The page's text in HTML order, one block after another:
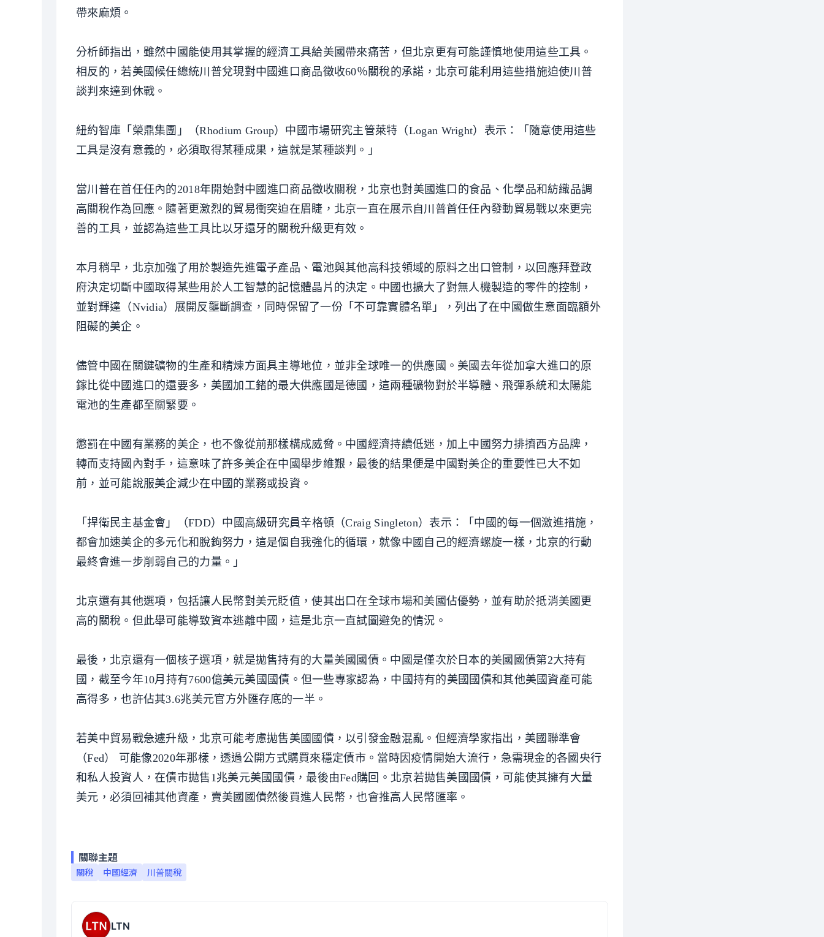
帶來麻煩。
分析師指出，雖然中國能使用其掌握的經濟工具給美國帶來痛苦，但北京更有可能謹慎地使用這些工具。
相反的，若美國候任總統川普兌現對中國進口商品徵收60％關稅的承諾，北京可能利用這些措施迫使川普
談判來達到休戰。
紐約智庫「榮鼎集團」（Rhodium Group）中國市場研究主管萊特（Logan Wright）表示：「隨意使用這些
工具是沒有意義的，必須取得某種成果，這就是某種談判。」
當川普在首任任內的2018年開始對中國進口商品徵收關稅，北京也對美國進口的食品、化學品和紡織品調
高關稅作為回應。隨著更激烈的貿易衝突迫在眉睫，北京一直在展示自川普首任任內發動貿易戰以來更完
善的工具，並認為這些工具比以牙還牙的關稅升級更有效。
本月稍早，北京加強了用於製造先進電子產品、電池與其他高科技領域的原料之出口管制，以回應拜登政
府決定切斷中國取得某些用於人工智慧的記憶體晶片的決定。中國也擴大了對無人機製造的零件的控制，
並對輝達（Nvidia）展開反壟斷調查，同時保留了一份「不可靠實體名單」，列出了在中國做生意面臨額外
阻礙的美企。
儘管中國在關鍵礦物的生產和精煉方面具主導地位，並非全球唯一的供應國。美國去年從加拿大進口的原
鎵比從中國進口的還要多，美國加工鍺的最大供應國是德國，這兩種礦物對於半導體、飛彈系統和太陽能
電池的生產都至關緊要。
懲罰在中國有業務的美企，也不像從前那樣構成威脅。中國經濟持續低迷，加上中國努力排擠西方品牌，
轉而支持國內對手，這意味了許多美企在中國舉步維艱，最後的結果便是中國對美企的重要性已大不如
前，並可能說服美企減少在中國的業務或投資。
「捍衛民主基金會」（FDD）中國高級研究員辛格頓（Craig Singleton）表示：「中國的每一個激進措施，
都會加速美企的多元化和脫鉤努力，這是個自我強化的循環，就像中國自己的經濟螺旋一樣，北京的行動
最終會進一步削弱自己的力量。」
北京還有其他選項，包括讓人民幣對美元貶值，使其出口在全球市場和美國佔優勢，並有助於抵消美國更
高的關稅。但此舉可能導致資本逃離中國，這是北京一直試圖避免的情況。
最後，北京還有一個核子選項，就是拋售持有的大量美國國債。中國是僅次於日本的美國國債第2大持有
國，截至今年10月持有7600億美元美國國債。但一些專家認為，中國持有的美國國債和其他美國資產可能
高得多，也許佔其3.6兆美元官方外匯存底的一半。
若美中貿易戰急遽升級，北京可能考慮拋售美國國債，以引發金融混亂。但經濟學家指出，美國聯準會
（Fed） 可能像2020年那樣，透過公開方式購買來穩定債市。當時因疫情開始大流行，急需現金的各國央行
和私人投資人，在債市拋售1兆美元美國國債，最後由Fed購回。北京若拋售美國國債，可能使其擁有大量
美元，必須回補其他資產，賣美國國債然後買進人民幣，也會推高人民幣匯率。
關聯主題
關稅 中國經濟 川普關稅
LTN